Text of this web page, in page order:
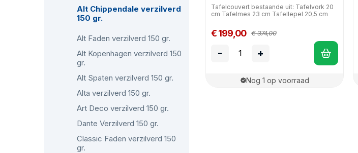
Alt Chippendale verzilverd
150 gr.
Alt Faden verzilverd 150 gr.
Alt Kopenhagen verzilverd 150
gr.
Alt Spaten verzilverd 150 gr.
Alta verzilverd 150 gr.
Art Deco verzilverd 150 gr.
Dante Verzilverd 150 gr.
Classic Faden verzilverd 150
gr.
Tafelcouvert bestaande uit: Tafelvork 20
cm Tafelmes 23 cm Tafellepel 20,5 cm
€ 199,00 € 374,00
- +
Nog 1 op voorraad